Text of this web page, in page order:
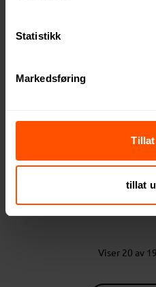
Statistikk
Markedsføring
tillat
6
Viser 20 av